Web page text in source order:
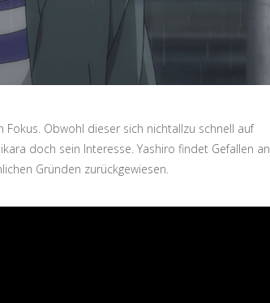
Obwohl dieser sich nichtallzu schnell auf
doch sein Interesse. Yashiro findet Gefallen an
Gründen zurückgewiesen.